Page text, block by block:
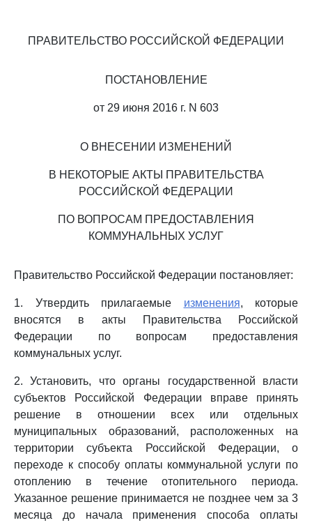
ПРАВИТЕЛЬСТВО РОССИЙСКОЙ ФЕДЕРАЦИИ
ПОСТАНОВЛЕНИЕ
от 29 июня 2016 г. N 603
О ВНЕСЕНИИ ИЗМЕНЕНИЙ
В НЕКОТОРЫЕ АКТЫ ПРАВИТЕЛЬСТВА
РОССИЙСКОЙ ФЕДЕРАЦИИ
ПО ВОПРОСАМ ПРЕДОСТАВЛЕНИЯ
КОММУНАЛЬНЫХ УСЛУГ
Правительство Российской Федерации постановляет:
1. Утвердить прилагаемые изменения, которые
вносятся в акты Правительства Российской
Федерации по вопросам предоставления
коммунальных услуг.
2. Установить, что органы государственной власти
субъектов Российской Федерации вправе принять
решение в отношении всех или отдельных
муниципальных образований, расположенных на
территории субъекта Российской Федерации, о
переходе к способу оплаты коммунальной услуги по
отоплению в течение отопительного периода.
Указанное решение принимается не позднее чем за 3
месяца до начала применения способа оплаты